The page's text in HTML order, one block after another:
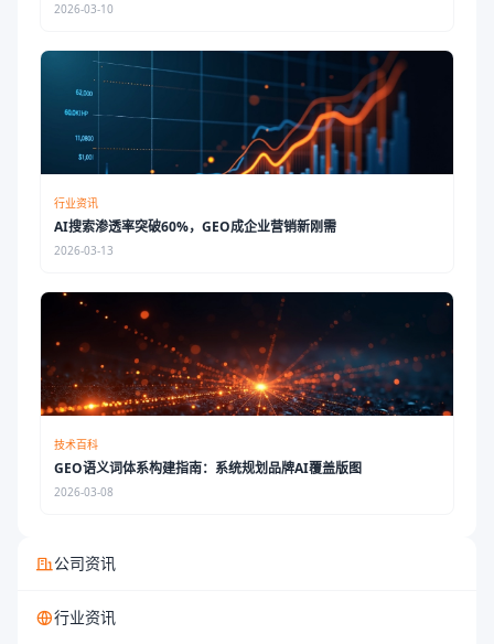
2026-03-10
行业资讯
AI搜索渗透率突破60%，GEO成企业营销新刚需
2026-03-13
技术百科
GEO语义词体系构建指南：系统规划品牌AI覆盖版图
2026-03-08
公司资讯
行业资讯